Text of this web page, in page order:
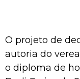
O projeto de
autoria do
o diploma de